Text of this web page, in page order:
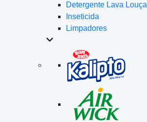
Detergente Lava Louça
Inseticida
Limpadores